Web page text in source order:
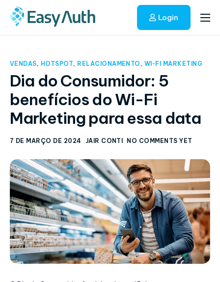
Início
Blog
Fale conosco
Login
VENDAS, HOTSPOT, RELACIONAMENTO , WI-FI MARKETING
Dia do Consumidor: 5
benefícios do Wi-Fi
Marketing para essa data
7 DE MARÇO DE 2024 JAIR CONTI NO COMMENTS YET